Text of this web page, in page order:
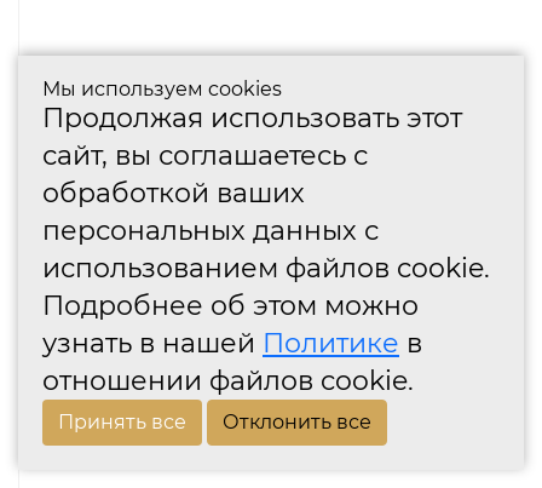
Мы используем cookies
Продолжая использовать этот
сайт, вы соглашаетесь с
обработкой ваших
персональных данных с
использованием файлов cookie.
Подробнее об этом можно
узнать в нашей Политике в
отношении файлов cookie.
Принять все Отклонить все